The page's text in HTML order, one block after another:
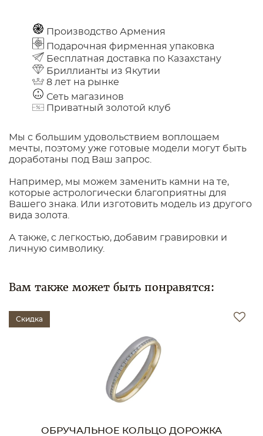
Производство Армения
Подарочная фирменная упаковка
Бесплатная доставка по Казахстану
Бриллианты из Якутии
8 лет на рынке
Сеть магазинов
Приватный золотой клуб
Мы с большим удовольствием воплощаем
мечты, поэтому уже готовые модели могут быть
доработаны под Ваш запрос.
Например, мы можем заменить камни на те,
которые астрологически благоприятны для
Вашего знака. Или изготовить модель из другого
вида золота.
А также, с легкостью, добавим гравировки и
личную символику.
Вам также может быть понравятся:
Скидка
ОБРУЧАЛЬНОЕ КОЛЬЦО ДОРОЖКА